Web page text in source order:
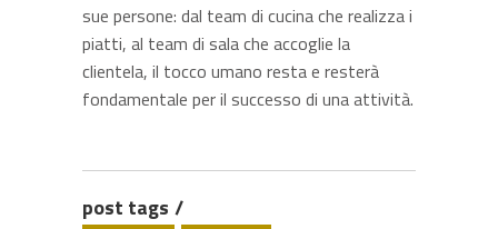
sue persone: dal team di cucina che realizza i
piatti, al team di sala che accoglie la
clientela, il tocco umano resta e resterà
fondamentale per il successo di una attività.
post tags